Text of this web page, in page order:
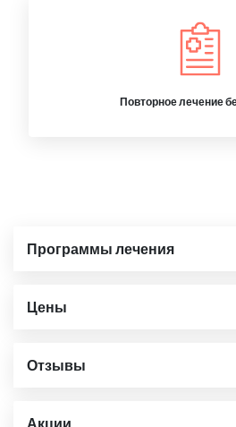
Повторное лечение
Программы лечения
Цены
Отзывы
Акции